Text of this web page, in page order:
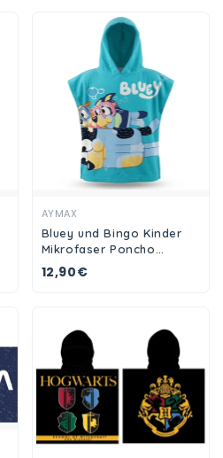
AYMAX
Bluey und Bingo Kinder
Mikrofaser Poncho
Badeponcho mit Kapuze
55x110 cm
12,90€